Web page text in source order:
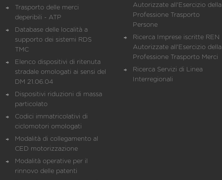
Trasporto delle merci
deperibili - ATP
Database delle località a
supporto dei sistemi RDS
TMC
Elenco dispositivi di ritenuta
stradale omologati ai sensi del
DM 21.06.04
Dispositivi riduzioni di massa
particolato
Codici immatricolativi di
ciclomotori omologati
Modalità di collegamento al
CED motorizzazione
Modalità operative per il
rinnovo delle patenti
Autorizzate all'Esercizio della
Professione Trasporto
Persone
Ricerca Imprese iscritte REN
Autorizzate all'Esercizio della
Professione Trasporto Merci
Ricerca Servizi di Linea
Interregionali